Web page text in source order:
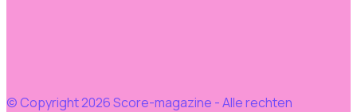
© Copyright 2026 Score-magazine - Alle rechten